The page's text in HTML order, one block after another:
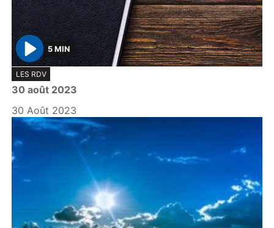
P
l
a
y
5 MIN
LES RDV
30 août 2023
30 Août 2023